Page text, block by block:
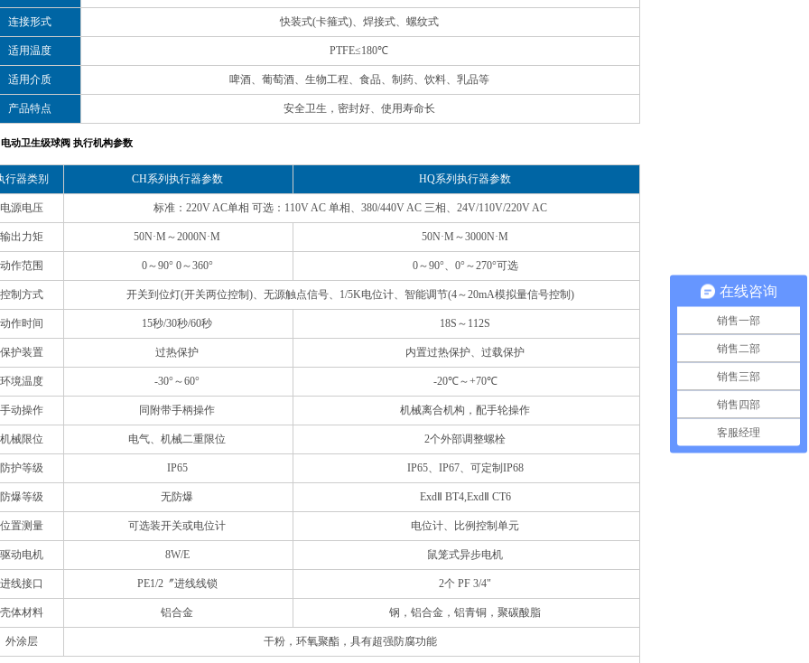
连接形式 快装式(卡箍式)、焊接式、螺纹式
适用温度 PTFE≤180℃
适用介质 啤酒、葡萄酒、生物工程、食品、制药、饮料、乳品等
产品特点 安全卫生，密封好、使用寿命长
动卫生级球阀 执行机构参数
行器类别 CH系列执行器参数 HQ系列执行器参数
电源电压 标准：220V AC单相 可选：110V AC 单相、380/440V AC 三相、24V/110V/220V AC
输出力矩 50N·M～2000N·M 50N·M～3000N·M
动作范围 0～90° 0～360° 0～90°、0°～270°可选
控制方式 开关到位灯(开关两位控制)、无源触点信号、1/5K电位计、智能调节(4～20mA模拟量信号控制)
动作时间 15秒/30秒/60秒 18S～112S
保护装置 过热保护 内置过热保护、过载保护
环境温度 -30°～60° -20℃～+70℃
手动操作 同附带手柄操作 机械离合机构，配手轮操作
机械限位 电气、机械二重限位 2个外部调整螺栓
防护等级 IP65 IP65、IP67、可定制IP68
防爆等级 无防爆 ExdⅡ BT4,ExdⅡ CT6
位置测量 可选装开关或电位计 电位计、比例控制单元
驱动电机 8W/E 鼠笼式异步电机
进线接口 PE1/2〞进线线锁 2个 PF 3/4"
壳体材料 铝合金 钢，铝合金，铝青铜，聚碳酸脂
外涂层 干粉，环氧聚酯，具有超强防腐功能
在线咨询
销售一部
销售二部
销售三部
销售四部
客服经理